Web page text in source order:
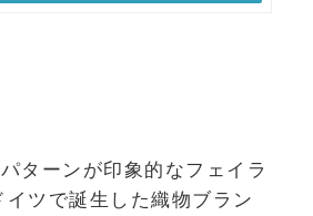
ターンが印象的なフェイラ
ツで誕生した織物ブラン